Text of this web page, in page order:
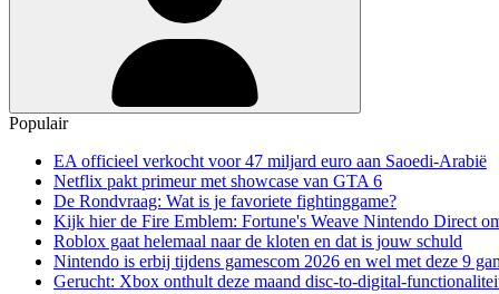
Populair
EA officieel verkocht voor 47 miljard euro aan Saoedi-Arabië
Netflix pakt primeur met showcase van GTA 6
De Rondvraag: Wat is je favoriete fightinggame?
Kijk hier de Fire Emblem: Fortune's Weave Nintendo Direct
Roblox gaat helemaal naar de kloten en dat is jouw schuld
Nintendo is erbij tijdens gamescom 2026 en wel met deze 9
Gerucht: Xbox onthult deze maand disc-to-digital-